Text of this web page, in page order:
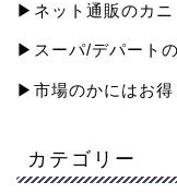
▶︎ネット通販のカニ
▶︎スーパ/デパート
▶︎市場のかにはお得
カテゴリー